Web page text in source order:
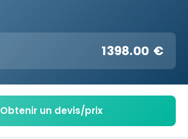
1398.00 €
Obtenir un devis/prix